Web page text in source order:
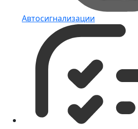
Автосигнализации